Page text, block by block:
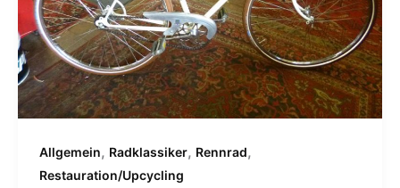
Allgemein, Radklassiker, Rennrad,
Restauration/Upcycling